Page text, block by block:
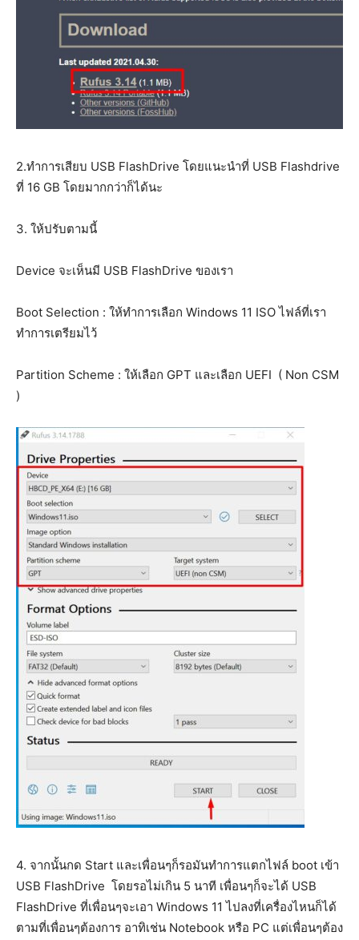
2.ทำการเสียบ USB FlashDrive โดยแนะนำที่ USB Flashdrive
ที่ 16 GB โดยมากกว่าก็ได้นะ
3. ให้ปรับตามนี้
Device จะเห็นมี USB FlashDrive ของเรา
Boot Selection : ให้ทำการเลือก Windows 11 ISO ไฟล์ที่เรา
ทำการเตรียมไว้
Partition Scheme : ให้เลือก GPT และเลือก UEFI ( Non CSM
)
4. จากนั้นกด Start และเพื่อนๆก็รอมันทำการแตกไฟล์ boot เข้า
USB FlashDrive โดยรอไม่เกิน 5 นาที เพื่อนๆก็จะได้ USB
FlashDrive ที่เพื่อนๆจะเอา Windows 11 ไปลงที่เครื่องไหนก็ได้
ตามที่เพื่อนๆต้องการ อาทิเช่น Notebook หรือ PC แต่เพื่อนๆต้อง